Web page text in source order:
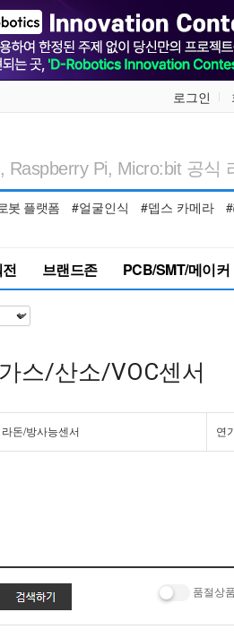
로그인
봇 플랫폼 #얼굴인식 #뎁스 카메라
브랜드존 PCB/SMT/메이커
가스/산소/VOC센서
라돈/방사능센서 연
품절상